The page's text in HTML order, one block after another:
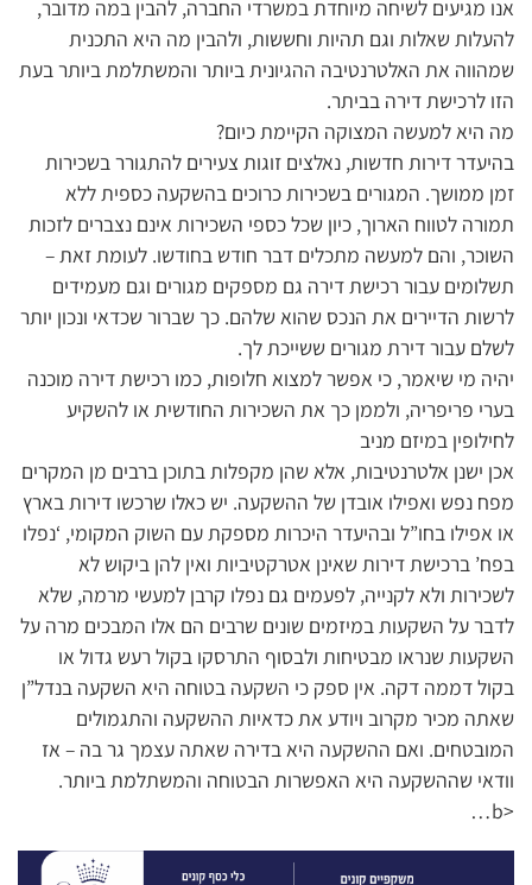
אנו מגיעים לשיחה מיוחדת במשרדי החברה, להבין במה מדובר,
להעלות שאלות וגם תהיות וחששות, ולהבין מה היא התכנית
שמהווה את האלטרנטיבה ההגיונית ביותר והמשתלמת ביותר בעת
הזו לרכישת דירה בביתר.
מה היא למעשה המצוקה הקיימת כיום?
בהיעדר דירות חדשות, נאלצים זוגות צעירים להתגורר בשכירות
זמן ממושך. המגורים בשכירות כרוכים בהשקעה כספית ללא
תמורה לטווח הארוך, כיון שכל כספי השכירות אינם נצברים לזכות
השוכר, והם למעשה מתכלים דבר חודש בחודשו. לעומת זאת –
תשלומים עבור רכישת דירה גם מספקים מגורים וגם מעמידים
לרשות הדיירים את הנכס שהוא שלהם. כך שברור שכדאי ונכון יותר
לשלם עבור דירת מגורים ששייכת לך.
יהיה מי שיאמר, כי אפשר למצוא חלופות, כמו רכישת דירה מוכנה
בערי פריפריה, ולממן כך את השכירות החודשית או להשקיע
לחילופין במיזם מניב
אכן ישנן אלטרנטיבות, אלא שהן מקפלות בתוכן ברבים מן המקרים
מפח נפש ואפילו אובדן של ההשקעה. יש כאלו שרכשו דירות בארץ
או אפילו בחו”ל ובהיעדר היכרות מספקת עם השוק המקומי, ‘נפלו
בפח’ ברכישת דירות שאינן אטרקטיביות ואין להן ביקוש לא
לשכירות ולא לקנייה, לפעמים גם נפלו קרבן למעשי מרמה, שלא
לדבר על השקעות במיזמים שונים שרבים הם אלו המבכים מרה על
השקעות שנראו מבטיחות ולבסוף התרסקו בקול רעש גדול או
בקול דממה דקה. אין ספק כי השקעה בטוחה היא השקעה בנדל”ן
שאתה מכיר מקרוב ויודע את כדאיות ההשקעה והתגמולים
המובטחים. ואם ההשקעה היא בדירה שאתה עצמך גר בה – אז
וודאי שההשקעה היא האפשרות הבטוחה והמשתלמת ביותר.
<b…